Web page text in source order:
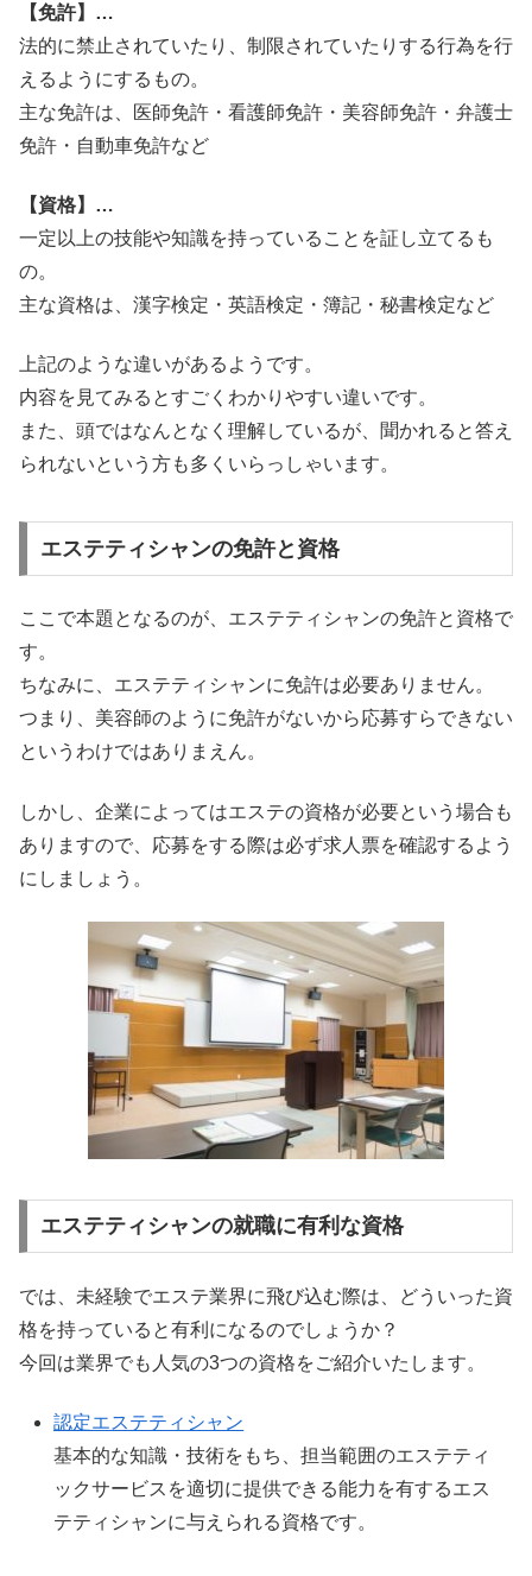
【免許】…
法的に禁止されていたり、制限されていたりする行為を行
えるようにするもの。
主な免許は、医師免許・看護師免許・美容師免許・弁護士
免許・自動車免許など
【資格】…
一定以上の技能や知識を持っていることを証し立てるも
の。
主な資格は、漢字検定・英語検定・簿記・秘書検定など
上記のような違いがあるようです。
内容を見てみるとすごくわかりやすい違いです。
また、頭ではなんとなく理解しているが、聞かれると答え
られないという方も多くいらっしゃいます。
エステティシャンの免許と資格
ここで本題となるのが、エステティシャンの免許と資格で
す。
ちなみに、エステティシャンに免許は必要ありません。
つまり、美容師のように免許がないから応募すらできない
というわけではありまえん。
しかし、企業によってはエステの資格が必要という場合も
ありますので、応募をする際は必ず求人票を確認するよう
にしましょう。
エステティシャンの就職に有利な資格
では、未経験でエステ業界に飛び込む際は、どういった資
格を持っていると有利になるのでしょうか？
今回は業界でも人気の3つの資格をご紹介いたします。
認定エステティシャン
基本的な知識・技術をもち、担当範囲のエステティ
ックサービスを適切に提供できる能力を有するエス
テティシャンに与えられる資格です。